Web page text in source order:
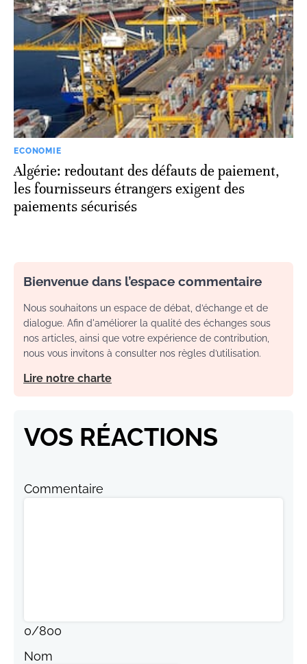
ECONOMIE
Algérie: redoutant des défauts de paiement,
les fournisseurs étrangers exigent des
paiements sécurisés
Bienvenue dans l’espace commentaire
Nous souhaitons un espace de débat, d’échange et de
dialogue. Afin d'améliorer la qualité des échanges sous
nos articles, ainsi que votre expérience de contribution,
nous vous invitons à consulter nos règles d’utilisation.
Lire notre charte
VOS RÉACTIONS
Commentaire
0/800
Nom